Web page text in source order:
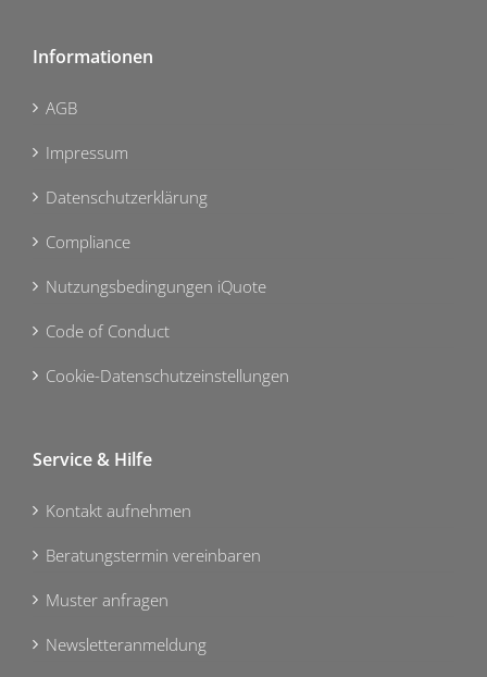
Informationen
AGB
Impressum
Datenschutzerklärung
Compliance
Nutzungsbedingungen iQuote
Code of Conduct
Cookie-Datenschutzeinstellungen
Service & Hilfe
Kontakt aufnehmen
Beratungstermin vereinbaren
Muster anfragen
Newsletteranmeldung